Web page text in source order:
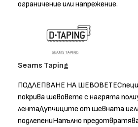
ограничение или напрежение.
Seams Taping
ПОДЛЕПВАНЕ НА
покрива шевовете с нагрята
лентаДупчиците от шевната
подлепениНапълно